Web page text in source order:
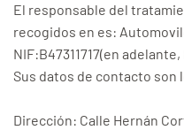
El responsable del
recogidos en es:
NIF:B47311717(en
Sus datos de contacto son
Dirección: Calle Hernán